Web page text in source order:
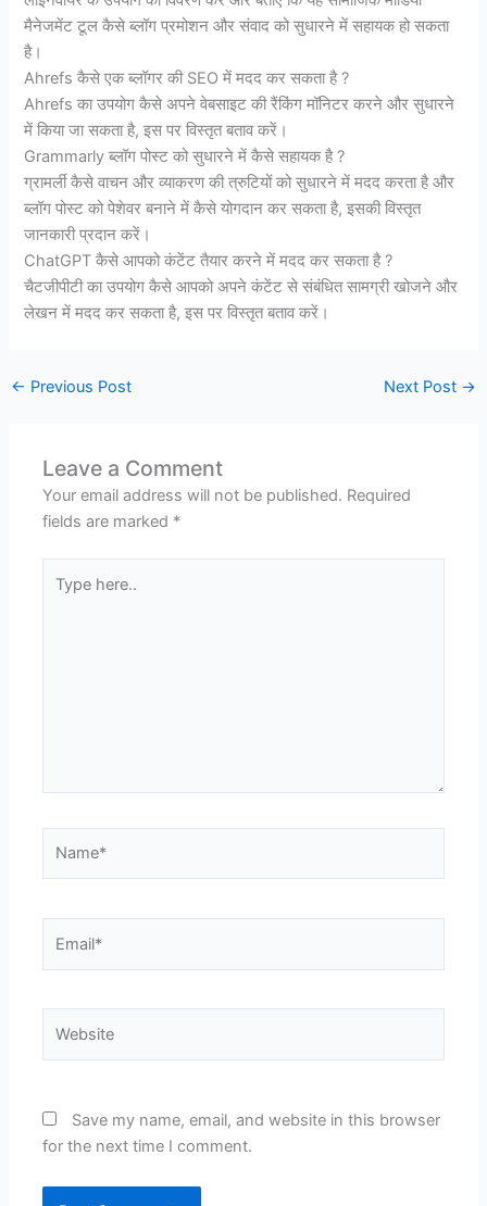
मैनेजमेंट टूल कैसे ब्लॉग प्रमोशन और संवाद को सुधारने में सहायक हो सकता
है।
Ahrefs कैसे एक ब्लॉगर की SEO में मदद कर सकता है ?
Ahrefs का उपयोग कैसे अपने वेबसाइट की रैंकिंग मॉनिटर करने और सुधारने
में किया जा सकता है, इस पर विस्तृत बताव करें।
Grammarly ब्लॉग पोस्ट को सुधारने में कैसे सहायक है ?
ग्रामर्ली कैसे वाचन और व्याकरण की त्रुटियों को सुधारने में मदद करता है और
ब्लॉग पोस्ट को पेशेवर बनाने में कैसे योगदान कर सकता है, इसकी विस्तृत
जानकारी प्रदान करें।
ChatGPT कैसे आपको कंटेंट तैयार करने में मदद कर सकता है ?
चैटजीपीटी का उपयोग कैसे आपको अपने कंटेंट से संबंधित सामग्री खोजने और
लेखन में मदद कर सकता है, इस पर विस्तृत बताव करें।
← Previous Post Next Post →
Leave a Comment
Your email address will not be published. Required
fields are marked *
here..
Save my name, email, and website in this browser
for the next time I comment.